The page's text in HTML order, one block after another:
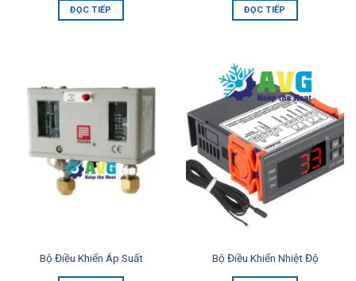
ĐỌC TIẾP ĐỌC TIẾP
Bộ Điều Khiển Áp Suất Bộ Điều Khiển Nhiệt Độ